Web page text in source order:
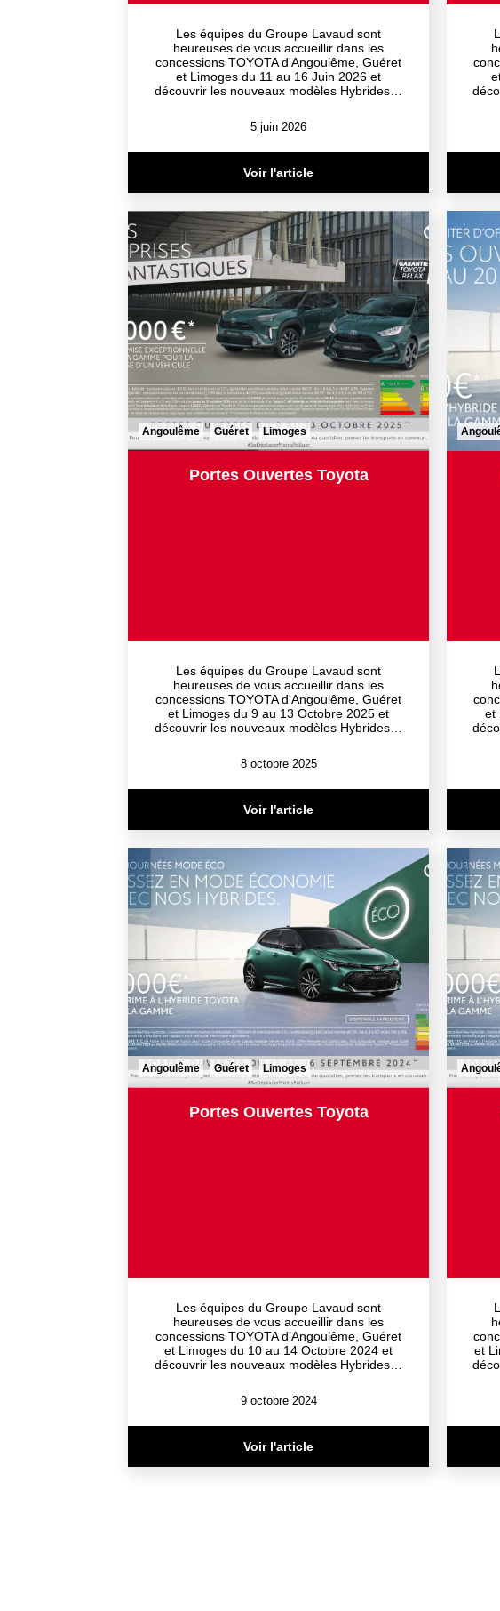
Les équipes du Groupe Lavaud sont
heureuses de vous accueillir dans les
concessions TOYOTA d'Angoulême, Guéret
et Limoges du 11 au 16 Juin 2026 et
découvrir les nouveaux modèles Hybrides…
5 juin 2026
Voir l'article
Angoulême Guéret Limoges
Portes Ouvertes Toyota
Les équipes du Groupe Lavaud sont
heureuses de vous accueillir dans les
concessions TOYOTA d'Angoulême, Guéret
et Limoges du 9 au 13 Octobre 2025 et
découvrir les nouveaux modèles Hybrides…
8 octobre 2025
Voir l'article
et
Angoulême Guéret Limoges
Portes Ouvertes Toyota
Les équipes du Groupe Lavaud sont
heureuses de vous accueillir dans les
concessions TOYOTA d’Angoulême, Guéret
et Limoges du 10 au 14 Octobre 2024 et
découvrir les nouveaux modèles Hybrides…
9 octobre 2024
Voir l'article
et